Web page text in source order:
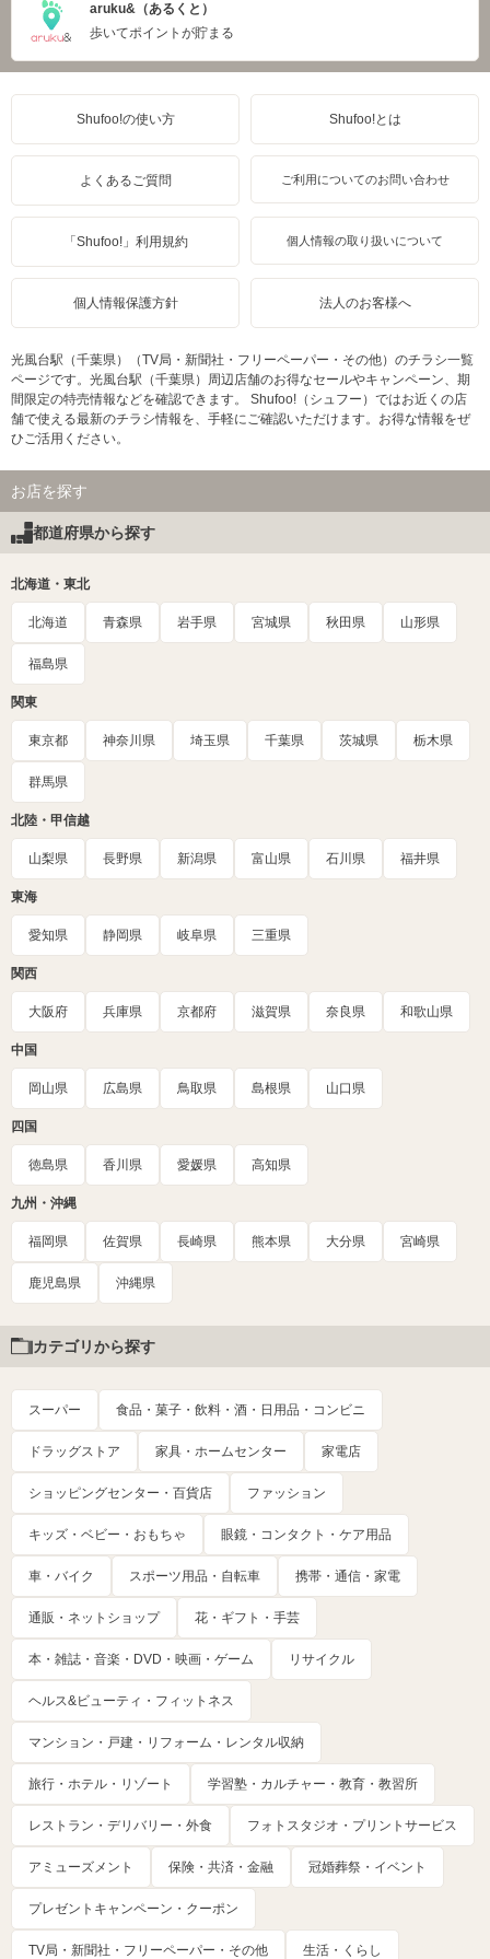
aruku&（あるくと）
歩いてポイントが貯まる
Shufoo!の使い方 Shufoo!とは
よくあるご質問 ご利用についてのお問い合わせ
「Shufoo!」利用規約 個人情報の取り扱いについて
個人情報保護方針 法人のお客様へ
光風台駅（千葉県）（TV局・新聞社・フリーペーパー・その他）のチラシ一覧
ページです。光風台駅（千葉県）周辺店舗のお得なセールやキャンペーン、期
間限定の特売情報などを確認できます。 Shufoo!（シュフー）ではお近くの店
舗で使える最新のチラシ情報を、手軽にご確認いただけます。お得な情報をぜ
ひご活用ください。
お店を探す
都道府県から探す
北海道・東北
北海道 青森県 岩手県 宮城県 秋田県 山形県
福島県
関東
東京都 神奈川県 埼玉県 千葉県 茨城県 栃木県
群馬県
北陸・甲信越
山梨県 長野県 新潟県 富山県 石川県 福井県
東海
愛知県 静岡県 岐阜県 三重県
関西
大阪府 兵庫県 京都府 滋賀県 奈良県 和歌山県
中国
岡山県 広島県 鳥取県 島根県 山口県
四国
徳島県 香川県 愛媛県 高知県
九州・沖縄
福岡県 佐賀県 長崎県 熊本県 大分県 宮崎県
鹿児島県 沖縄県
カテゴリから探す
スーパー 食品・菓子・飲料・酒・日用品・コンビニ
ドラッグストア 家具・ホームセンター 家電店
ショッピングセンター・百貨店 ファッション
キッズ・ベビー・おもちゃ 眼鏡・コンタクト・ケア用品
車・バイク スポーツ用品・自転車 携帯・通信・家電
通販・ネットショップ 花・ギフト・手芸
本・雑誌・音楽・DVD・映画・ゲーム リサイクル
ヘルス&ビューティ・フィットネス
マンション・戸建・リフォーム・レンタル収納
旅行・ホテル・リゾート 学習塾・カルチャー・教育・教習所
レストラン・デリバリー・外食 フォトスタジオ・プリントサービス
アミューズメント 保険・共済・金融 冠婚葬祭・イベント
プレゼントキャンペーン・クーポン
TV局・新聞社・フリーペーパー・その他 生活・くらし